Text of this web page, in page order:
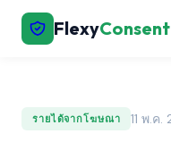
FlexyConsent
รายได้จากโฆษณา 11 พ.ค